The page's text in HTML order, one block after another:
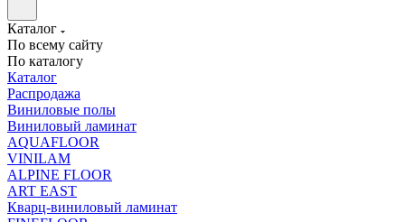
Каталог
По всему сайту
По каталогу
Каталог
Распродажа
Виниловые полы
Виниловый ламинат
AQUAFLOOR
VINILAM
ALPINE FLOOR
ART EAST
Кварц-виниловый ламинат